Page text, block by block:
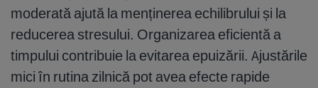
moderată ajută la menținerea echilibrului și la
reducerea stresului. Organizarea eficientă a
timpului contribuie la evitarea epuizării. Ajustările
mici în rutina zilnică pot avea efecte rapide